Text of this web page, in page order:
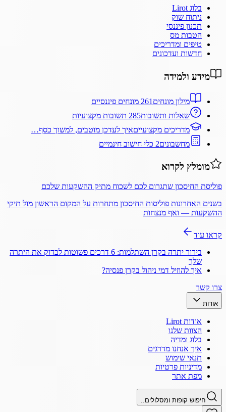
בלוג Lirot
ניתוח שוק
תכנון פיננסי
הטבות מס
טיפים ומדריכים
חדשות ועדכונים
מידע ולמידה
מילון מונחים 261 מונחים פיננסיים
שאלות ותשובות285 תשובות מקצועיות
מדריכים מקצועייםאיך לעדכן מוטבים, למשוך כסף…
מחשבונים2 כלי חישוב חינמיים
מומלץ לקרוא
פוליסת החיסכון שתגרום לכם לשכוח מתיק ההשקעות שלכם
בשנים האחרונות פוליסות החיסכון מתחרות על המקום הראשון מול תיקי
ההשקעות — ואף מנצחות
קראו עוד
בירור יתרה בקרן השתלמות: 6 דרכים פשוטות לבדוק את היתרה
שלך
איך להוזיל דמי ניהול בקרן פנסיה?
צרו קשר
אודות
אודות Lirot
הצוות שלנו
בלוג ומדיה
איך אנחנו מדרגים
תנאי שימוש
מדיניות פרטיות
מפת אתר
חיפוש קופות ומסלולים..